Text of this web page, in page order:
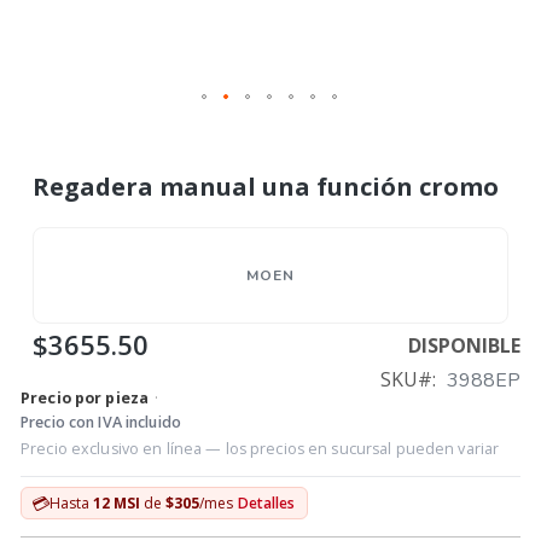
Regadera manual una función cromo
MOEN
$3655.50
DISPONIBLE
SKU
3988EP
Precio por pieza ·
Precio con IVA incluido
Precio exclusivo en línea — los precios en sucursal pueden variar
💳Hasta 12 MSI de $305/mes Detalles